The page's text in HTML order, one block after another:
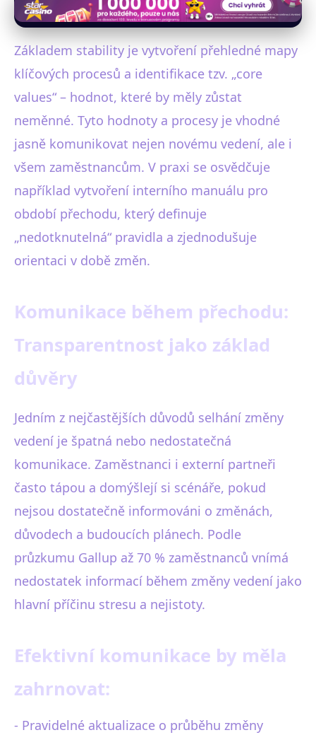
Základem stability je vytvoření přehledné mapy
klíčových procesů a identifikace tzv. „core
values“ – hodnot, které by měly zůstat
neměnné. Tyto hodnoty a procesy je vhodné
jasně komunikovat nejen novému vedení, ale i
všem zaměstnancům. V praxi se osvědčuje
například vytvoření interního manuálu pro
období přechodu, který definuje
„nedotknutelná“ pravidla a zjednodušuje
orientaci v době změn.
Komunikace během přechodu:
Transparentnost jako základ
důvěry
Jedním z nejčastějších důvodů selhání změny
vedení je špatná nebo nedostatečná
komunikace. Zaměstnanci i externí partneři
často tápou a domýšlejí si scénáře, pokud
nejsou dostatečně informováni o změnách,
důvodech a budoucích plánech. Podle
průzkumu Gallup až 70 % zaměstnanců vnímá
nedostatek informací během změny vedení jako
hlavní příčinu stresu a nejistoty.
Efektivní komunikace by měla
zahrnovat:
- Pravidelné aktualizace o průběhu změny